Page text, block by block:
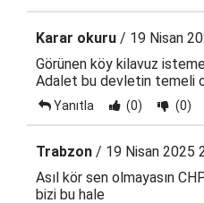
Karar okuru / 19 Nisan
Görünen köy kilavuz
Adalet bu devletin temeli
Yanıtla (0) (0)
Trabzon / 19 Nisan 2025
Asıl kör sen olmayasın
bizi bu hale